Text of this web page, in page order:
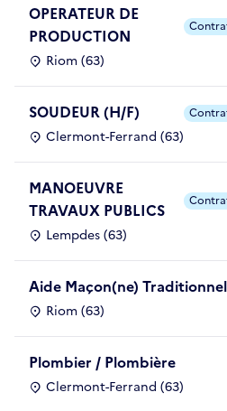
OPERATEUR DE
PRODUCTION
Riom (63)
SOUDEUR (H/F)
Clermont-Ferrand (63)
MANOEUVRE
TRAVAUX PUBLICS
Lempdes (63)
Aide Maçon(ne)
Riom (63)
Plombier / Plombière
Clermont-Ferrand (63)